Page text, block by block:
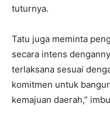
tuturnya.
Tatu juga meminta
secara intens
terlaksana sesuai
komitmen untuk
kemajuan daerah,”